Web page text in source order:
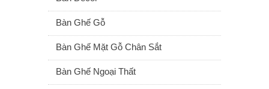
Bàn Ghế Gỗ
Bàn Ghế Mặt Gỗ Chân Sắt
Bàn Ghế Ngoại Thất